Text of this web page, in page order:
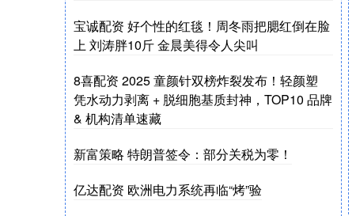
宝诚配资 好个性的红毯！周冬雨把腮红倒在脸
上 刘涛胖10斤 金晨美得令人尖叫
8喜配资 2025 童颜针双榜炸裂发布！轻颜塑
凭水动力剥离 + 脱细胞基质封神，TOP10 品牌
& 机构清单速藏
新富策略 特朗普签令：部分关税为零！
亿达配资 欧洲电力系统再临“烤”验